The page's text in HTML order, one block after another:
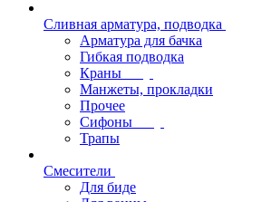
Сливная арматура, подводка
Арматура для бачка
Гибкая подводка
Краны
Манжеты, прокладки
Прочее
Сифоны
Трапы
Смесители
Для биде